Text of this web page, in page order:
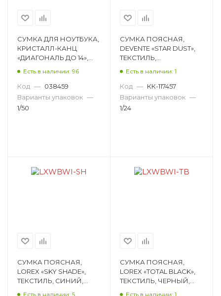
СУМКА ДЛЯ НОУТБУКА,
КРИСТАЛЛ-КАНЦ
«ДИАГОНАЛЬ ДО 14»,
Есть в наличии: 96
Код — 038459
Варианты упаковок —
1/50
СУМКА ПОЯСНАЯ,
DEVENTE «STAR DUST»,
ТЕКСТИЛЬ,
Есть в наличии: 1
Код — КК-117457
Варианты упаковок —
1/24
СУМКА ПОЯСНАЯ,
LOREX «SKY SHADE»,
ТЕКСТИЛЬ, СИНИЙ,
Есть в наличии: 5
СУМКА ПОЯСНАЯ,
LOREX «TOTAL BLACK»,
ТЕКСТИЛЬ, ЧЕРНЫЙ,
Есть в наличии: 1